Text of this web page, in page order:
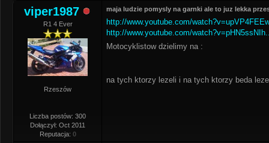
viper1987
R1 4 Ever
Rzeszów
Liczba postów: 300
Dołączył: Oct 2011
Reputacja: 0
maja ludzie pomysly na garnki ale to juz lekka
http://www.youtube.com/
http://www.youtube.com/
Motocyklistow dzielimy na :
na tych ktorzy lezeli i na tych ktorzy beda